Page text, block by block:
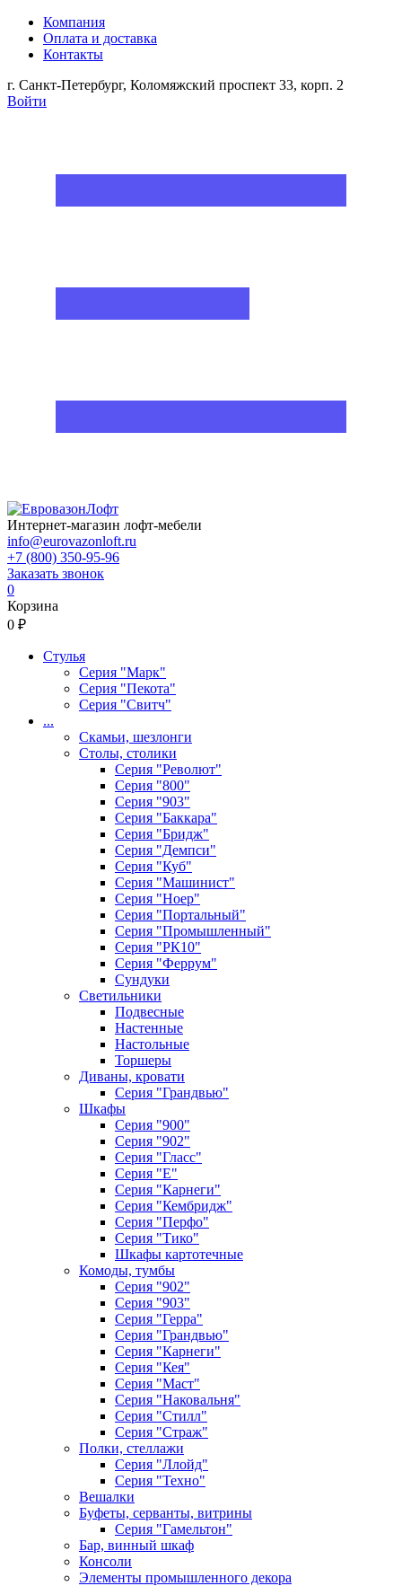
Компания
Оплата и доставка
Контакты
г. Санкт-Петербург, Коломяжский проспект 33, корп. 2
Войти
Интернет-магазин лофт-мебели
info@eurovazonloft.ru
+7 (800) 350-95-96
Заказать звонок
0
Корзина
0 ₽
Стулья
Серия "Марк"
Серия "Пекота"
Серия "Свитч"
...
Скамьи, шезлонги
Столы, столики
Серия "Револют"
Серия "800"
Серия "903"
Серия "Баккара"
Серия "Бридж"
Серия "Демпси"
Серия "Куб"
Серия "Машинист"
Серия "Ноер"
Серия "Портальный"
Серия "Промышленный"
Серия "РК10"
Серия "Феррум"
Сундуки
Светильники
Подвесные
Настенные
Настольные
Торшеры
Диваны, кровати
Серия "Грандвью"
Шкафы
Серия "900"
Серия "902"
Серия "Гласс"
Серия "Е"
Серия "Карнеги"
Серия "Кембридж"
Серия "Перфо"
Серия "Тико"
Шкафы картотечные
Комоды, тумбы
Серия "902"
Серия "903"
Серия "Герра"
Серия "Грандвью"
Серия "Карнеги"
Серия "Кея"
Серия "Маст"
Серия "Наковальня"
Серия "Стилл"
Серия "Страж"
Полки, стеллажи
Серия "Ллойд"
Серия "Техно"
Вешалки
Буфеты, серванты, витрины
Серия "Гамельтон"
Бар, винный шкаф
Консоли
Элементы промышленного декора